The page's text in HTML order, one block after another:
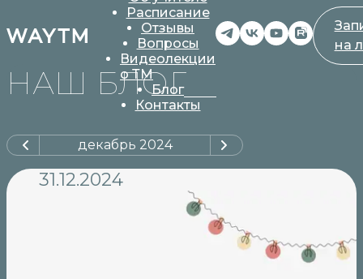
Расписание
Отзывы
Вопросы
Видеолекции
о ТМ
Блог
Контакты
на
НАШ БЛОГ
декабрь 2024
31.12.2024